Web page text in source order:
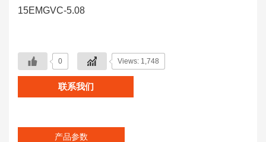
15EMGVC-5.08
0 Views: 1,748
联系我们
产品参数